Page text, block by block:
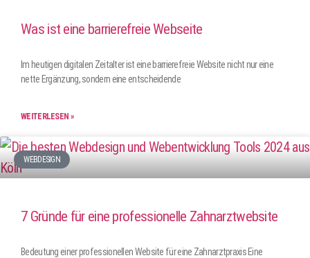
Was ist eine barrierefreie Webseite
Im heutigen digitalen Zeitalter ist eine barrierefreie Website nicht nur eine
nette Ergänzung, sondern eine entscheidende
WEITERLESEN »
WEBDESIGN
7 Gründe für eine professionelle Zahnarztwebsite
Bedeutung einer professionellen Website für eine Zahnarztpraxis Eine